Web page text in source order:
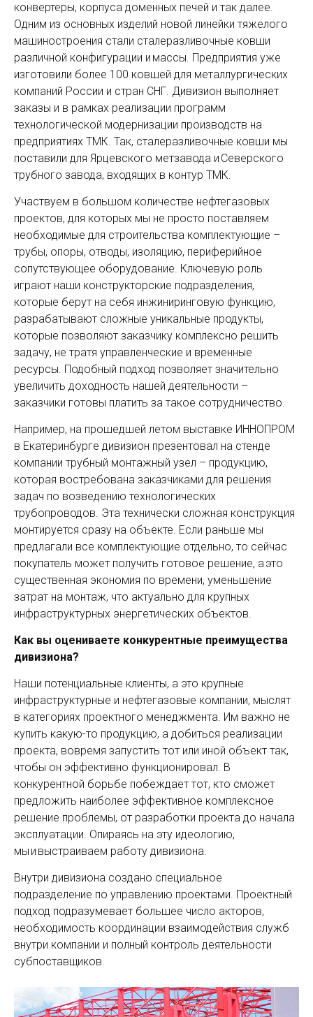
конвертеры, корпуса доменных печей и так далее.
Одним из основных изделий новой линейки тяжелого
машиностроения стали сталеразливочные ковши
различной конфигурации и массы. Предприятия уже
изготовили более 100 ковшей для металлургических
компаний России и стран СНГ. Дивизион выполняет
заказы и в рамках реализации программ
технологической модернизации производств на
предприятиях ТМК. Так, сталеразливочные ковши мы
поставили для Ярцевского метзавода и Северского
трубного завода, входящих в контур ТМК.
Участвуем в большом количестве нефтегазовых
проектов, для которых мы не просто поставляем
необходимые для строительства комплектующие –
трубы, опоры, отводы, изоляцию, периферийное
сопутствующее оборудование. Ключевую роль
играют наши конструкторские подразделения,
которые берут на себя инжиниринговую функцию,
разрабатывают сложные уникальные продукты,
которые позволяют заказчику комплексно решить
задачу, не тратя управленческие и временные
ресурсы. Подобный подход позволяет значительно
увеличить доходность нашей деятельности –
заказчики готовы платить за такое сотрудничество.
Например, на прошедшей летом выставке ИННОПРОМ
в Екатеринбурге дивизион презентовал на стенде
компании трубный монтажный узел – продукцию,
которая востребована заказчиками для решения
задач по возведению технологических
трубопроводов. Эта технически сложная конструкция
монтируется сразу на объекте. Если раньше мы
предлагали все комплектующие отдельно, то сейчас
покупатель может получить готовое решение, а это
существенная экономия по времени, уменьшение
затрат на монтаж, что актуально для крупных
инфраструктурных энергетических объектов.
Как вы оцениваете конкурентные преимущества
диви­зиона?
Наши потенциальные клиенты, а это крупные
инфраструктурные и нефтегазовые компании, мыслят
в категориях проектного менеджмента. Им важно не
купить какую-то продукцию, а добиться реализации
проекта, вовремя запустить тот или иной объект так,
чтобы он эффективно функционировал. В
конкурентной борьбе побеждает тот, кто сможет
предложить наиболее эффективное комплексное
решение проблемы, от разработки проекта до начала
эксплуатации. Опираясь на эту идеологию,
мы и выстраиваем работу дивизиона.
Внутри дивизиона создано специальное
подразделение по управлению проектами. Проектный
подход подразумевает большее число акторов,
необходимость координации взаимодействия служб
внутри компании и полный контроль деятельности
субпоставщиков.